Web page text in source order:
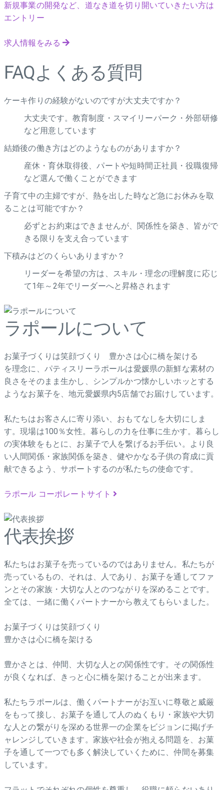
新規事業の開発など、道なき道を切り開いていきたい方は
エントリー
求人情報をみる
FAQよくある質問
ケーキ作りの経験がないのですが大丈夫ですか？
大丈夫です。教育制度・スマイリーパーク・外部研修
など用意しています
結婚後の働き方はどのようなものがありますか？
産休・育休取得後、パートや短時間正社員・役職復帰
など選んで働くことができます
子育て中の主婦ですが、熱を出した時など急にお休みを取
ることは可能ですか？
必ずとお約束はできませんが、関係性を築き、皆がで
きる限りを支え合っています
下積みはどのくらいありますか？
リーダーを希望の方は、スキル・理念の理解度に応じ
て1年～2年でリーダーへと昇格されます
ラポールについて
お菓子づくりは笑顔づくり 豊かさは心に橋を架ける
を理念に、パティスリーラポールは愛媛県の新鮮な素材の
良さをそのまま生かし、シンプルかつ懐かしいホッとする
ようなお菓子を、地元愛媛県内5店舗でお届けしています。
私たちはお客さんに寄り添い、おもてなしを大切にしま
す。現場は100％女性。暮らしの力を仕事に生かす。暮らし
の実体験をもとに、お菓子で人を繋げるお手伝い。より良
い人間関係・家族関係を築き、健やかなる子供の育成に貢
献できるよう、サポートするのが私たちの使命です。
ラポール コーポレートサイト
代表挨拶
私たちはお菓子を売っているのではありません。私たちが
売っているもの、それは、人であり、お菓子を通してファ
ンとその家族・大切な人とのつながりを深めることです。
全ては、一緒に働くパートナーから教えてもらいました。
お菓子づくりは笑顔づくり
豊かさは心に橋を架ける
豊かさとは、仲間、大切な人との関係性です。その関係性
が良くなれば、きっと心に橋を架けることが出来ます。
私たちラポールは、働くパートナーがお互いに尊敬と威厳
をもって接し、お菓子を通して人のぬくもり・家族や大切
な人との繋がりを深める世界一の企業をビジョンに掲げチ
ャレンジしていきます。家族や社会が抱える問題を、お菓
子を通して一つでも多く解決していくために、仲間を募集
しています。